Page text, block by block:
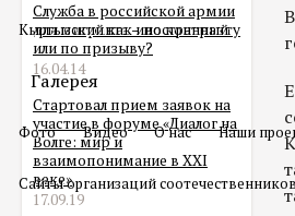
Кыргызский как иностранный
Галерея
Фото Видео О нас Наши
Сайты организаций соотечественников
Служба в российской армии
для мигранта – по контракту
или по призыву?
16.04.14
Стартовал прием заявок на
участие в форуме «Диалог на
Волге: мир и
взаимопонимание в XXI
веке»
17.09.19